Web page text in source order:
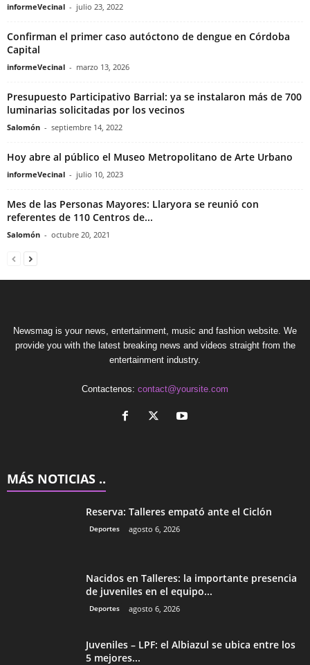
informeVecinal - julio 23, 2022
Confirman el primer caso autóctono de dengue en Córdoba
Capital
informeVecinal - marzo 13, 2026
Presupuesto Participativo Barrial: ya se instalaron más de 700
luminarias solicitadas por los vecinos
Salomón - septiembre 14, 2022
Hoy abre al público el Museo Metropolitano de Arte Urbano
informeVecinal - julio 10, 2023
Mes de las Personas Mayores: Llaryora se reunió con
referentes de 110 Centros de...
Salomón - octubre 20, 2021
Newsmag is your news, entertainment, music and fashion website. We
provide you with the latest breaking news and videos straight from the
entertainment industry.
Contactenos: contact@yoursite.com
MÁS NOTICIAS ..
Reserva: Talleres empató ante el Ciclón
Deportes agosto 6, 2026
Nacidos en Talleres: la importante presencia
de juveniles en el equipo...
Deportes agosto 6, 2026
Juveniles – LPF: el Albiazul se ubica entre los
5 mejores...